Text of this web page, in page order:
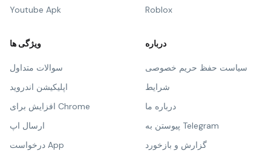
Youtube Apk
Roblox
ویژگی ها
سوالات متداول
اپلیکیشن اندروید
افزایش برای Chrome
ارسال اپ
درخواست App
درباره
سیاست حفظ حریم خصوصی
شرایط
درباره ما
پیوستن به Telegram
گزارش و بازخورد